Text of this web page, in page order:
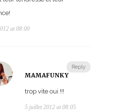
at 08:00
Reply
MAMAFUNKY
trop vite oui !!!
5 juillet 2012 at 08:05